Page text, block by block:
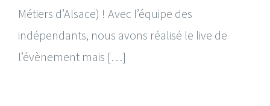
Métiers d’Alsace) ! Avec l’équipe des
indépendants, nous avons réalisé le live de
l’évènement mais […]